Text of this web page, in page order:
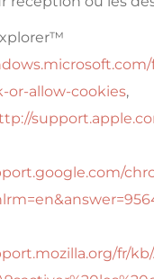
or-allow-cookies,
fr/